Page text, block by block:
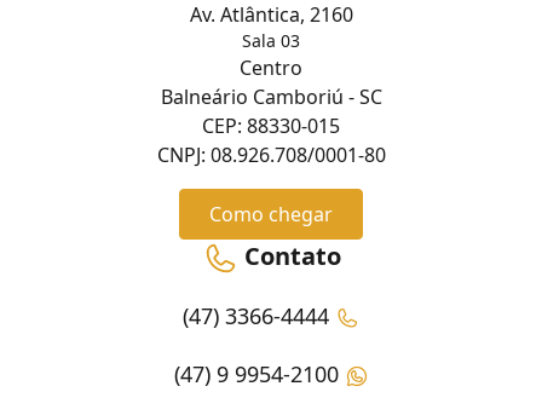
Av. Atlântica, 2160
Sala 03
Centro
Balneário Camboriú - SC
CEP: 88330-015
CNPJ: 08.926.708/0001-80
Como chegar
Contato
(47) 3366-4444
(47) 9 9954-2100